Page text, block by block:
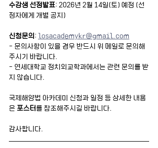
수강생 선정발표: 2026년 2월 14일(토) 예정 (선
정자에게 개별 공지)
신청문의: losacademykr@gmail.com
- 문의사항이 있을 경우 반드시 위 메일로 문의해
주시기 바랍니다.
- 연세대학교 정치외교학과에서는 관련 문의를 받
지 않습니다.
국제해양법 아카데미 신청과 일정 등 상세한 내용
은 포스터를 참조해주시길 바랍니다.
감사합니다.